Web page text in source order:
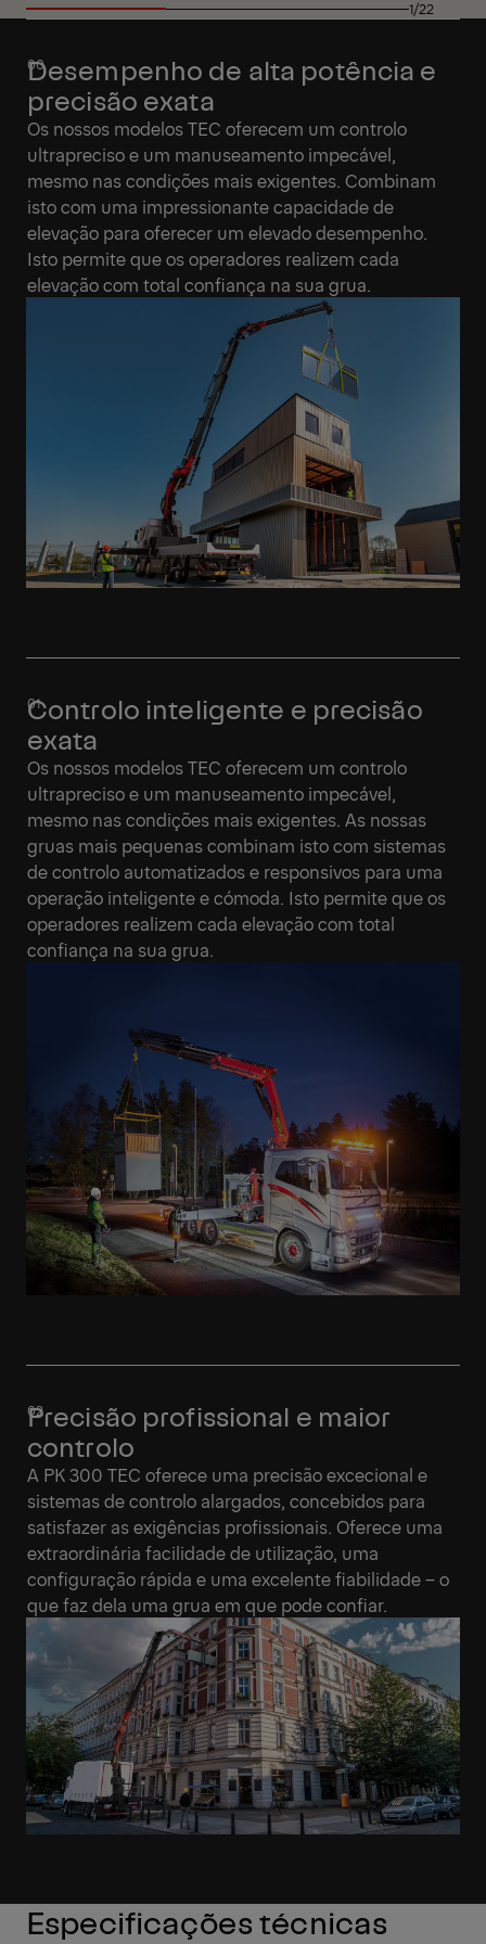
1/22
Desempenho de alta potência e
precisão exata
Os nossos modelos TEC oferecem um controlo
ultrapreciso e um manuseamento impecável,
mesmo nas condições mais exigentes. Combinam
isto com uma impressionante capacidade de
elevação para oferecer um elevado desempenho.
Isto permite que os operadores realizem cada
elevação com total confiança na sua grua.
Controlo inteligente e precisão
exata
Os nossos modelos TEC oferecem um controlo
ultrapreciso e um manuseamento impecável,
mesmo nas condições mais exigentes. As nossas
gruas mais pequenas combinam isto com sistemas
de controlo automatizados e responsivos para uma
operação inteligente e cómoda. Isto permite que os
operadores realizem cada elevação com total
confiança na sua grua.
Precisão profissional e maior
controlo
A PK 300 TEC oferece uma precisão excecional e
sistemas de controlo alargados, concebidos para
satisfazer as exigências profissionais. Oferece uma
extraordinária facilidade de utilização, uma
configuração rápida e uma excelente fiabilidade – o
que faz dela uma grua em que pode confiar.
Especificações técnicas